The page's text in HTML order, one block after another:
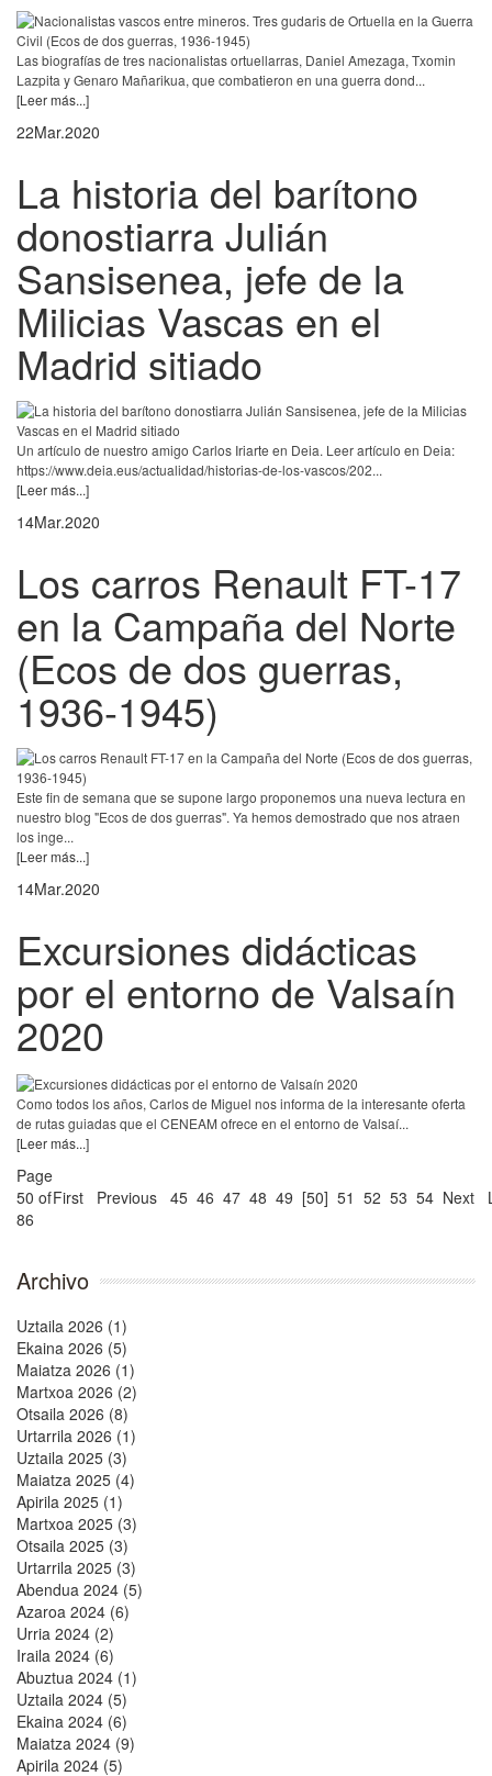
Las biografías de tres nacionalistas ortuellarras, Daniel Amezaga, Txomin
Lazpita y Genaro Mañarikua, que combatieron en una guerra dond...
[Leer más...]
22Mar.2020
La historia del barítono
donostiarra Julián
Sansisenea, jefe de la
Milicias Vascas en el
Madrid sitiado
Un artículo de nuestro amigo Carlos Iriarte en Deia. Leer artículo en Deia:
https://www.deia.eus/actualidad/historias-de-los-vascos/202...
[Leer más...]
14Mar.2020
Los carros Renault FT-17
en la Campaña del Norte
(Ecos de dos guerras,
1936-1945)
Este fin de semana que se supone largo proponemos una nueva lectura en
nuestro blog "Ecos de dos guerras". Ya hemos demostrado que nos atraen
los inge...
[Leer más...]
14Mar.2020
Excursiones didácticas
por el entorno de Valsaín
2020
Como todos los años, Carlos de Miguel nos informa de la interesante oferta
de rutas guiadas que el CENEAM ofrece en el entorno de Valsaí...
[Leer más...]
Page
50 of
86
First Previous 45 46 47 48 49 [50] 51 52 53 54 Next
Archivo
Uztaila 2026 (1)
Ekaina 2026 (5)
Maiatza 2026 (1)
Martxoa 2026 (2)
Otsaila 2026 (8)
Urtarrila 2026 (1)
Uztaila 2025 (3)
Maiatza 2025 (4)
Apirila 2025 (1)
Martxoa 2025 (3)
Otsaila 2025 (3)
Urtarrila 2025 (3)
Abendua 2024 (5)
Azaroa 2024 (6)
Urria 2024 (2)
Iraila 2024 (6)
Abuztua 2024 (1)
Uztaila 2024 (5)
Ekaina 2024 (6)
Maiatza 2024 (9)
Apirila 2024 (5)